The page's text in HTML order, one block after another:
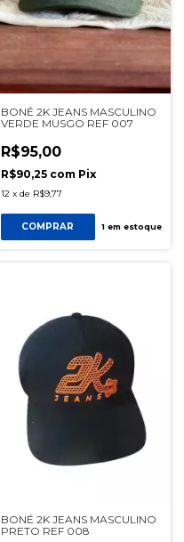
BONÉ 2K JEANS MASCULINO
VERDE MUSGO REF 007
R$95,00
R$90,25 com Pix
12 x de R$9,77
COMPRAR 1 em estoque
BONÉ 2K JEANS MASCULINO
PRETO REF 008